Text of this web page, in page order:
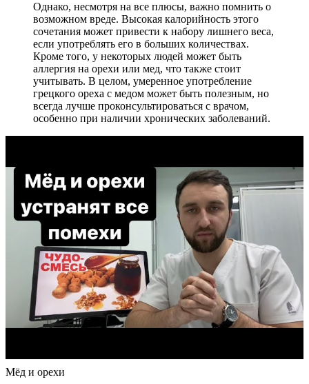
Однако, несмотря на все плюсы, важно помнить о
возможном вреде. Высокая калорийность этого
сочетания может привести к набору лишнего веса,
если употреблять его в больших количествах.
Кроме того, у некоторых людей может быть
аллергия на орехи или мед, что также стоит
учитывать. В целом, умеренное употребление
грецкого ореха с медом может быть полезным, но
всегда лучше проконсультироваться с врачом,
особенно при наличии хронических заболеваний.
Мёд и орехи